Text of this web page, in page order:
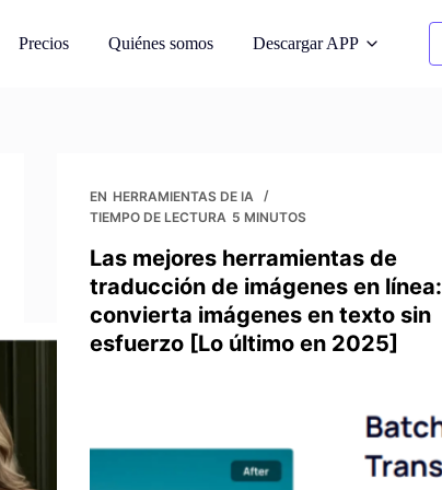
generados por
Ropa Recolor
Sustituye el color en 1 clic
derechos de
Eliminador de fondo
imagen
Precios Quiénes somos Descargar APP
EN HERRAMIENTAS DE IA
TIEMPO DE LECTURA 5 MINUTOS
Las mejores herramientas de
traducción de imágenes en línea:
convierta imágenes en texto sin
esfuerzo [Lo último en 2025]